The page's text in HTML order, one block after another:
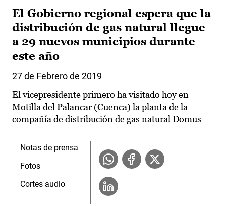
El Gobierno regional espera que la
distribución de gas natural llegue
a 29 nuevos municipios durante
este año
27 de Febrero de 2019
El vicepresidente primero ha visitado hoy en
Motilla del Palancar (Cuenca) la planta de la
compañía de distribución de gas natural Domus
Notas de prensa
Fotos
Cortes audio